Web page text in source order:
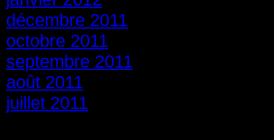
décembre 2011
octobre 2011
septembre 2011
août 2011
juillet 2011